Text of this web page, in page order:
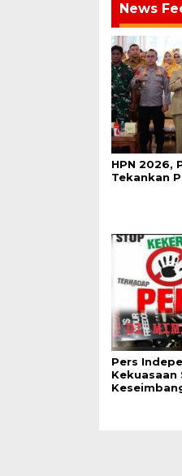
News
HPN 2026,
Tekankan
Pers
Kekuasaan